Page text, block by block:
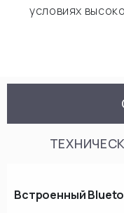
условиях
Встроенный